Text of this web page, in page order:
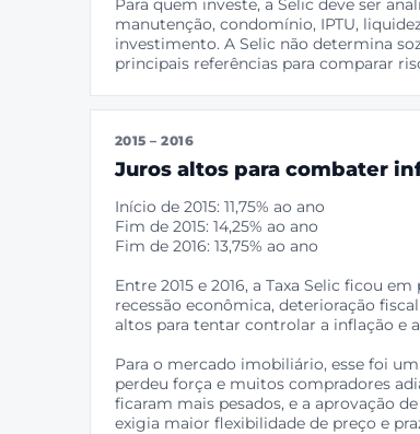
Para quem investe, a Selic deve ser
manutenção, condomínio, IPTU,
investimento. A Selic não determina
principais referências para comparar
2015 – 2016
Juros altos para combater
Início de 2015: 11,75% ao ano
Fim de 2015: 14,25% ao ano
Fim de 2016: 13,75% ao ano
Entre 2015 e 2016, a Taxa Selic ficou
recessão econômica, deterioração
altos para tentar controlar a inflação e
Para o mercado imobiliário, esse foi
perdeu força e muitos compradores
ficaram mais pesados, e a aprovação
exigia maior flexibilidade de preço e